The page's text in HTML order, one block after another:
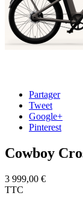
Partager
Tweet
Google+
Pinterest
Cowboy
3 999,00 €
TTC